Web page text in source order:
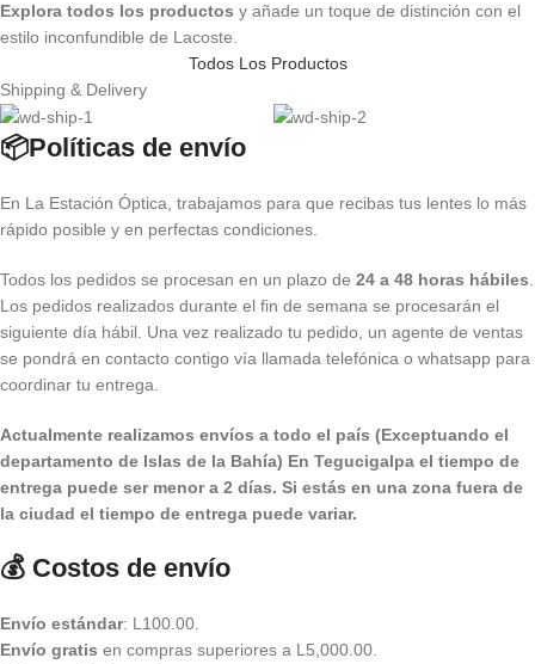
Explora todos los productos y añade un toque de distinción con el
estilo inconfundible de Lacoste.
Todos Los Productos
Shipping & Delivery
📦Políticas de envío
En La Estación Óptica, trabajamos para que recibas tus lentes lo más
rápido posible y en perfectas condiciones.
Todos los pedidos se procesan en un plazo de 24 a 48 horas hábiles.
Los pedidos realizados durante el fin de semana se procesarán el
siguiente día hábil. Una vez realizado tu pedido, un agente de ventas
se pondrá en contacto contigo vía llamada telefónica o whatsapp para
coordinar tu entrega.
Actualmente realizamos envíos a todo el país (Exceptuando el
departamento de Islas de la Bahía) En Tegucigalpa el tiempo de
entrega puede ser menor a 2 días. Si estás en una zona fuera de
la ciudad el tiempo de entrega puede variar.
💰 Costos de envío
Envío estándar: L100.00.
Envío gratis en compras superiores a L5,000.00.